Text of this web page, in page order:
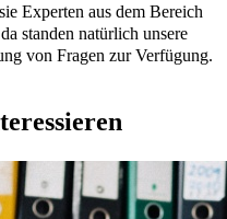
Experten aus dem Bereich
standen natürlich unsere
von Fragen zur Verfügung.